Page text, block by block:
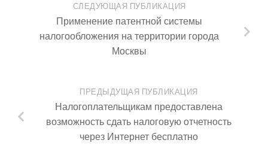
СЛЕДУЮЩАЯ ПУБЛИКАЦИЯ
Применение патентной системы
налогообложения на территории города
Москвы
ПРЕДЫДУЩАЯ ПУБЛИКАЦИЯ
Налогоплательщикам предоставлена
возможность сдать налоговую отчетность
через Интернет бесплатно